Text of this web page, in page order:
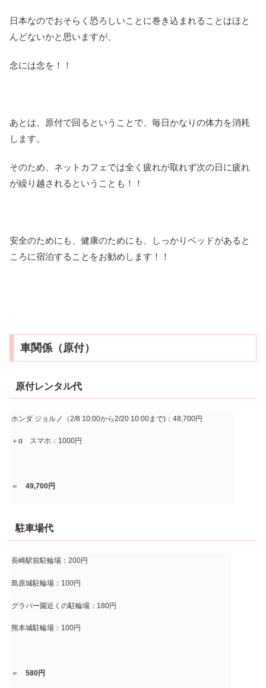
日本なのでおそらく恐ろしいことに巻き込まれることはほと
んどないかと思いますが、
念には念を！！
あとは、原付で回るということで、毎日かなりの体力を消耗
します。
そのため、ネットカフェでは全く疲れが取れず次の日に疲れ
が繰り越されるということも！！
安全のためにも、健康のためにも、しっかりベッドがあると
ころに宿泊することをお勧めします！！
車関係（原付）
原付レンタル代
ホンダ ジョルノ（2/8 10:00から2/20 10:00まで)：48,700円
＋α スマホ：1000円
＝ 49,700円
駐車場代
長崎駅前駐輪場：200円
島原城駐輪場：100円
グラバー園近くの駐輪場：180円
熊本城駐輪場：100円
＝ 580円